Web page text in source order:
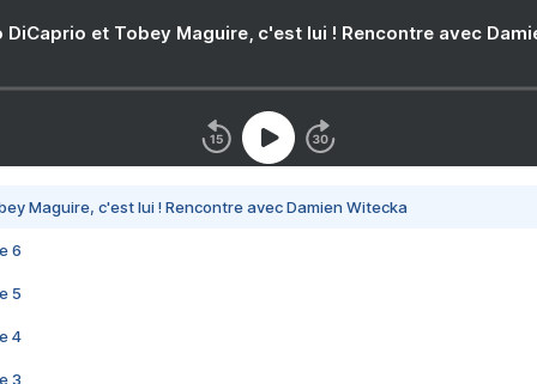
DiCaprio et Tobey Maguire, c'est lui ! Rencontre avec
Maguire, c'est lui ! Rencontre avec Damien Witecka
6
5
4
3